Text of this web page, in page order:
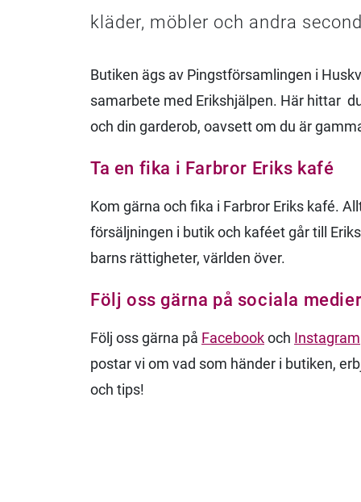
kläder, möbler och andra
Butiken ägs av Pingstförsamlingen i
samarbete med Erikshjälpen. Här hittar
och din garderob, oavsett om du är
Ta en fika i Farbror Eriks kafé
Kom gärna och fika i Farbror Eriks kafé.
försäljningen i butik och kaféet går till
barns rättigheter, världen över.
Följ oss gärna på sociala
Följ oss gärna på Facebookoch Instagram
postar vi om vad som händer i butiken,
och tips!